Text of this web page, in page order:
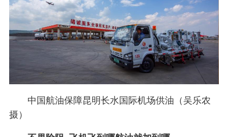
中国航油保障昆明长水国际机场供油（吴乐农
摄）